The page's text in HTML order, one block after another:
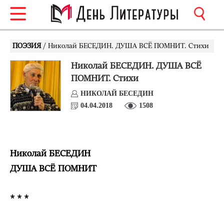
ПОЭЗИЯ / Николай БЕСЕДИН. ДУША ВСЁ ПОМНИТ. Стихи
Николай БЕСЕДИН. ДУША ВСЁ
ПОМНИТ. Стихи
НИКОЛАЙ БЕСЕДИН
04.04.2018
1508
Николай БЕСЕДИН
ДУША ВСЁ ПОМНИТ
* * *